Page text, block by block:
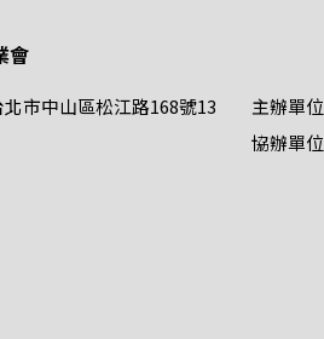
會
北市中山區松江路168號13
主辦單位
協辦單位